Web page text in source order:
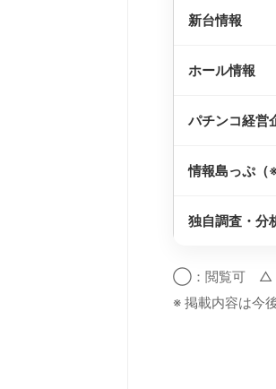
新台情報
ホール情報
パチンコ経営
情報島っぷ（
独自調査・分
◯：閲覧可 △：
※ 掲載内容は今